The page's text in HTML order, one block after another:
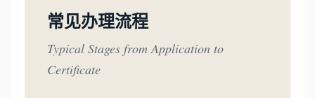
常见办理流程
Typical Stages from Application to
Certificate